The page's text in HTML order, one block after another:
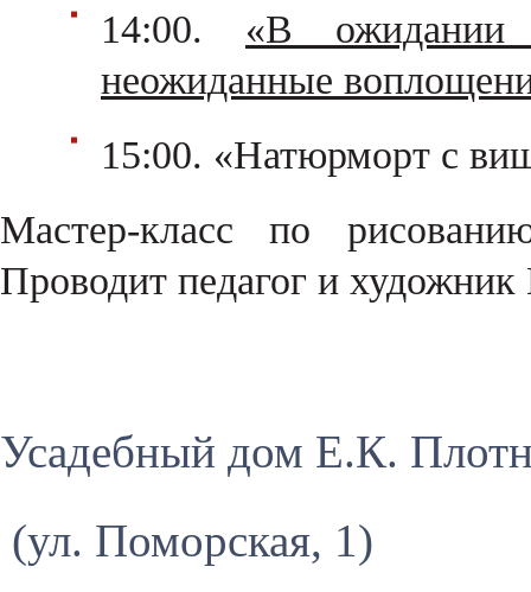
14:00. «В ожидании
неожиданные
15:00. «Натюрморт с
Мастер-класс по
Проводит педагог и
Усадебный дом Е.К.
(ул. Поморская, 1)